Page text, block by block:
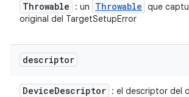
Throwable : un Throwable que
original del TargetSetupError
descriptor
DeviceDescriptor : el descriptor del